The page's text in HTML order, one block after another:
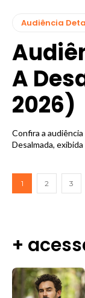
Audiência
A
2026)
Confira a
Desalmada,
1 2 3
+